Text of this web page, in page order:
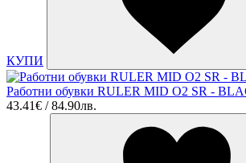
КУПИ
Работни обувки RULER MID O2 SR -
43.41€ / 84.90лв.